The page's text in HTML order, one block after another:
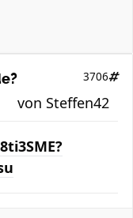
3706
von Steffen42